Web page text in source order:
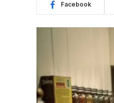
Facebook